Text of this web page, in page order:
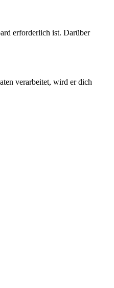
erforderlich ist. Darüber
verarbeitet, wird er dich